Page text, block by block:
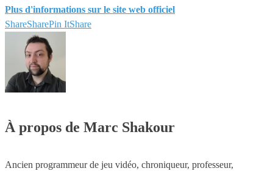
Plus d'informations sur le site web officiel
ShareSharePin ItShare
À propos de Marc Shakour
Ancien programmeur de jeu vidéo, chroniqueur, professeur,